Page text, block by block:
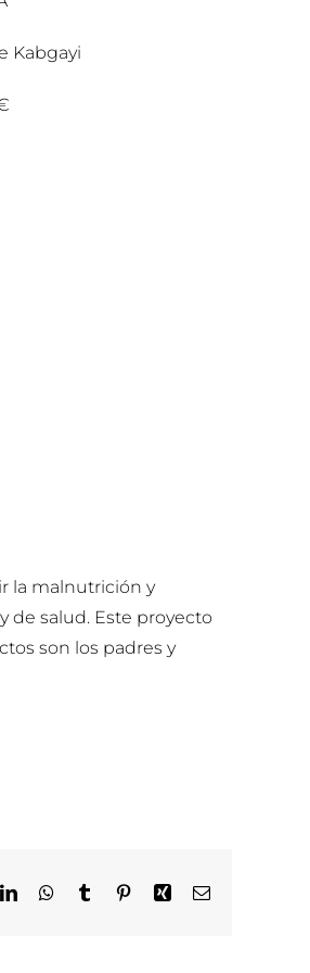
Kabgayi
la malnutrición y
de salud. Este proyecto
son los padres y
LinkedInWhatsApp
Tumblr PinterestXing Correo